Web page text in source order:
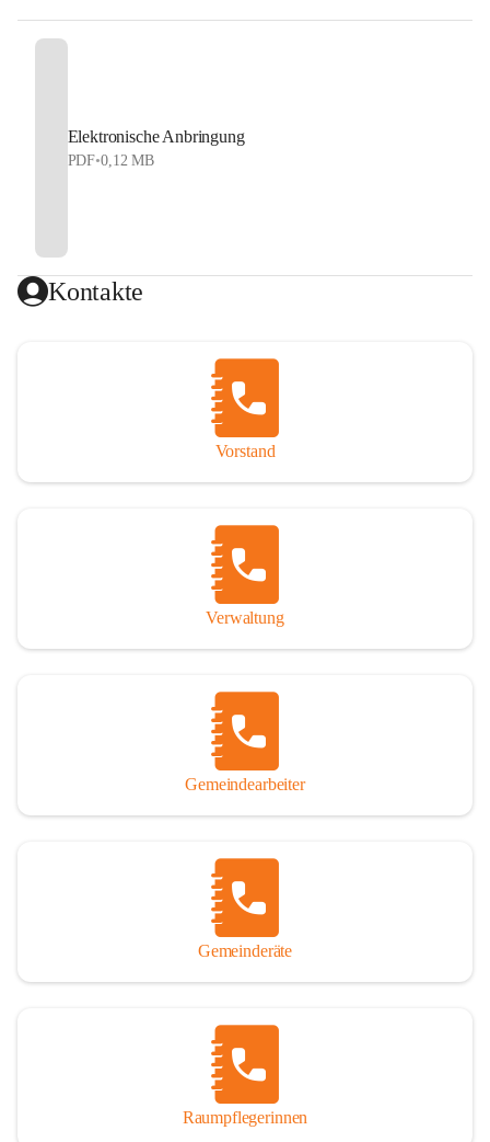
Elektronische Anbringung
PDF•0,12 MB
Kontakte
Vorstand
Verwaltung
Gemeindearbeiter
Gemeinderäte
Raumpflegerinnen